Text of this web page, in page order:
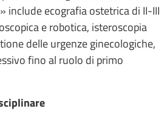
include ecografia ostetrica di II-III
e robotica, isteroscopia
delle urgenze ginecologiche,
fino al ruolo di primo